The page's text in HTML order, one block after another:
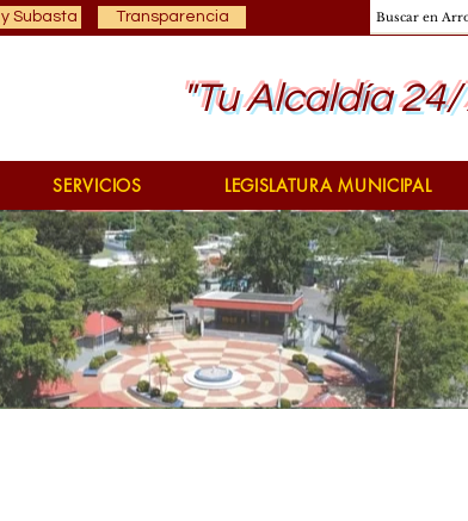
Subasta Transparencia
"Tu Alcaldía
SERVICIOS LEGISLATURA MUNICIPAL